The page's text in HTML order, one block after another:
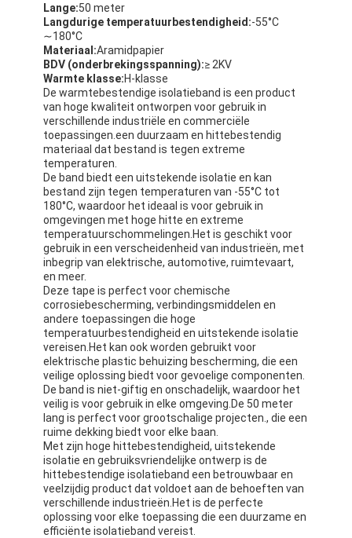
Lange:50 meter
Langdurige temperatuurbestendigheid:-55°C
∼180°C
Materiaal:Aramidpapier
BDV (onderbrekingsspanning):≥ 2KV
Warmte klasse:H-klasse
De warmtebestendige isolatieband is een product
van hoge kwaliteit ontworpen voor gebruik in
verschillende industriële en commerciële
toepassingen.een duurzaam en hittebestendig
materiaal dat bestand is tegen extreme
temperaturen.
De band biedt een uitstekende isolatie en kan
bestand zijn tegen temperaturen van -55°C tot
180°C, waardoor het ideaal is voor gebruik in
omgevingen met hoge hitte en extreme
temperatuurschommelingen.Het is geschikt voor
gebruik in een verscheidenheid van industrieën, met
inbegrip van elektrische, automotive, ruimtevaart,
en meer.
Deze tape is perfect voor chemische
corrosiebescherming, verbindingsmiddelen en
andere toepassingen die hoge
temperatuurbestendigheid en uitstekende isolatie
vereisen.Het kan ook worden gebruikt voor
elektrische plastic behuizing bescherming, die een
veilige oplossing biedt voor gevoelige componenten.
De band is niet-giftig en onschadelijk, waardoor het
veilig is voor gebruik in elke omgeving.De 50 meter
lang is perfect voor grootschalige projecten., die een
ruime dekking biedt voor elke baan.
Met zijn hoge hittebestendigheid, uitstekende
isolatie en gebruiksvriendelijke ontwerp is de
hittebestendige isolatieband een betrouwbaar en
veelzijdig product dat voldoet aan de behoeften van
verschillende industrieën.Het is de perfecte
oplossing voor elke toepassing die een duurzame en
efficiënte isolatieband vereist.